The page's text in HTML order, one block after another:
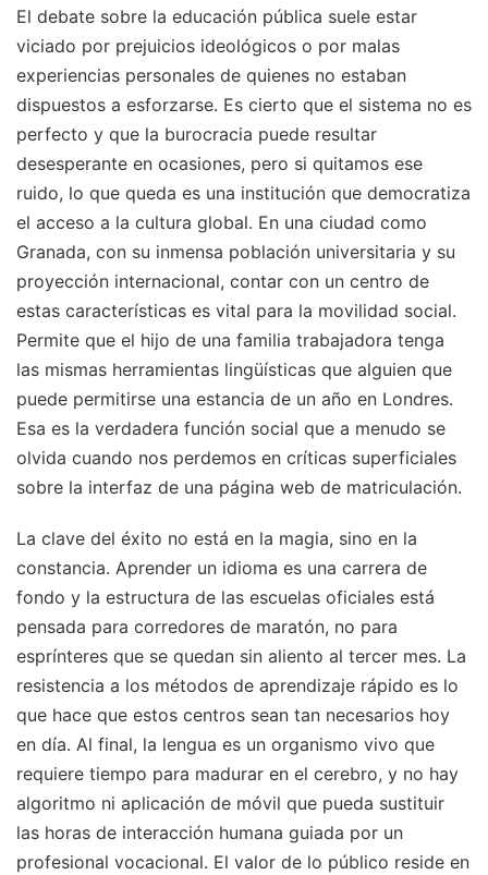
El debate sobre la educación pública suele estar
viciado por prejuicios ideológicos o por malas
experiencias personales de quienes no estaban
dispuestos a esforzarse. Es cierto que el sistema no es
perfecto y que la burocracia puede resultar
desesperante en ocasiones, pero si quitamos ese
ruido, lo que queda es una institución que democratiza
el acceso a la cultura global. En una ciudad como
Granada, con su inmensa población universitaria y su
proyección internacional, contar con un centro de
estas características es vital para la movilidad social.
Permite que el hijo de una familia trabajadora tenga
las mismas herramientas lingüísticas que alguien que
puede permitirse una estancia de un año en Londres.
Esa es la verdadera función social que a menudo se
olvida cuando nos perdemos en críticas superficiales
sobre la interfaz de una página web de matriculación.
La clave del éxito no está en la magia, sino en la
constancia. Aprender un idioma es una carrera de
fondo y la estructura de las escuelas oficiales está
pensada para corredores de maratón, no para
esprínteres que se quedan sin aliento al tercer mes. La
resistencia a los métodos de aprendizaje rápido es lo
que hace que estos centros sean tan necesarios hoy
en día. Al final, la lengua es un organismo vivo que
requiere tiempo para madurar en el cerebro, y no hay
algoritmo ni aplicación de móvil que pueda sustituir
las horas de interacción humana guiada por un
profesional vocacional. El valor de lo público reside en